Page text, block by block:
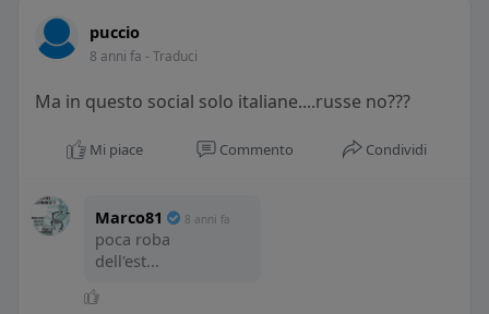
puccio
8 anni fa - Traduci
Ma in questo social solo italiane....russe no???
Mi piace Commento Condividi
Marco81 8 anni fa
poca roba
dell'est...